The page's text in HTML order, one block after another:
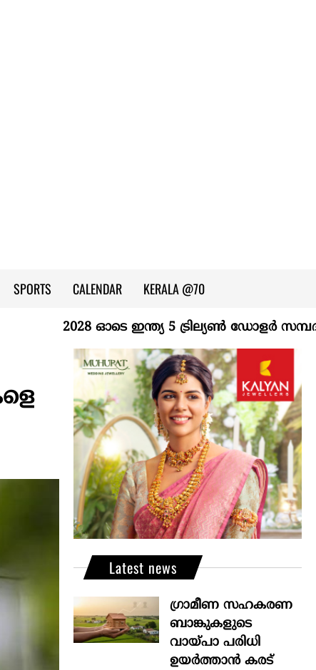
SPORTS CALENDAR KERALA @70
2028 ഓടെ ഇന്ത്യ 5 ട്രില്യണ്‍ ഡോളര്‍
Latest news
ഗ്രാമീണ സഹകരണ
ബാങ്കുകളുടെ
വായ്പാ പരിധി
ഉയർത്താൻ കരട്